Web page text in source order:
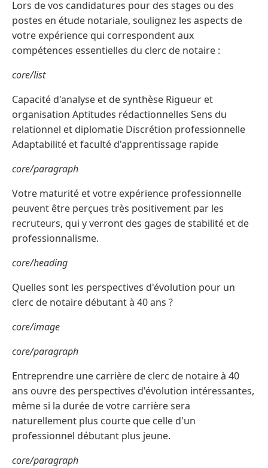
Lors de vos candidatures pour des stages ou des
postes en étude notariale, soulignez les aspects de
votre expérience qui correspondent aux
compétences essentielles du clerc de notaire :
core/list
Capacité d'analyse et de synthèse Rigueur et
organisation Aptitudes rédactionnelles Sens du
relationnel et diplomatie Discrétion professionnelle
Adaptabilité et faculté d'apprentissage rapide
core/paragraph
Votre maturité et votre expérience professionnelle
peuvent être perçues très positivement par les
recruteurs, qui y verront des gages de stabilité et de
professionnalisme.
core/heading
Quelles sont les perspectives d'évolution pour un
clerc de notaire débutant à 40 ans ?
core/image
core/paragraph
Entreprendre une carrière de clerc de notaire à 40
ans ouvre des perspectives d'évolution intéressantes,
même si la durée de votre carrière sera
naturellement plus courte que celle d'un
professionnel débutant plus jeune.
core/paragraph